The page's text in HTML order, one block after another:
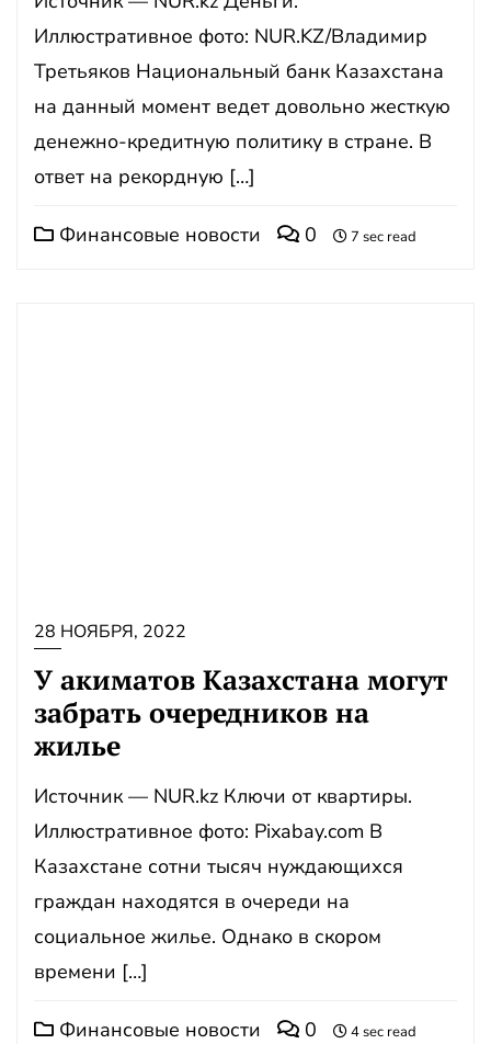
Иллюстративное фото: NUR.KZ/Владимир
Третьяков Национальный банк Казахстана
на данный момент ведет довольно жесткую
денежно-кредитную политику в стране. В
ответ на рекордную […]
Финансовые новости 0 7 sec read
28 НОЯБРЯ, 2022
У акиматов Казахстана могут
забрать очередников на
жилье
Источник — NUR.kz Ключи от квартиры.
Иллюстративное фото: Pixabay.com В
Казахстане сотни тысяч нуждающихся
граждан находятся в очереди на
социальное жилье. Однако в скором
времени […]
Финансовые новости 0 4 sec read